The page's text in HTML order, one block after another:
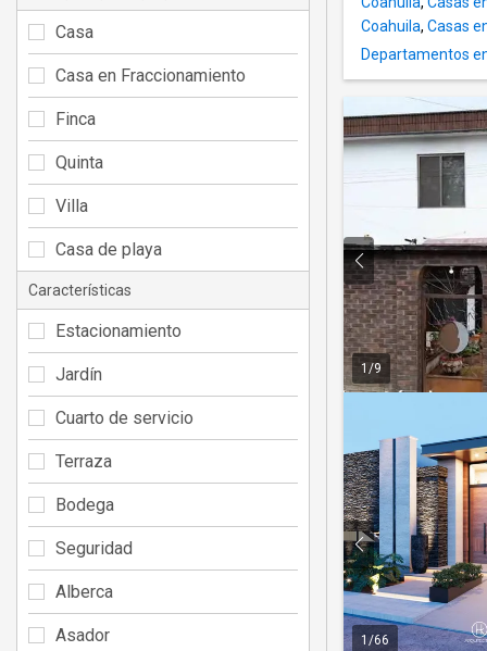
Coahuila, Casas
Departamentos
1 /9
1 /66
Casa
Casa en Fraccionamiento
Finca
Quinta
Villa
Casa de playa
Características
Estacionamiento
Jardín
Cuarto de servicio
Terraza
Bodega
Seguridad
Alberca
Asador